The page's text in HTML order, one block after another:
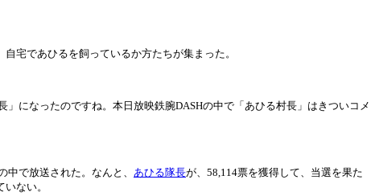
宅であひるを飼っているか方たちが集まった。
」になったのですね。本日放映鉄腕DASHの中で「あひる村長」はきついコメ
中で放送された。なんと、 あひる隊長が、58,114票を獲得して、当選を果た
ない。